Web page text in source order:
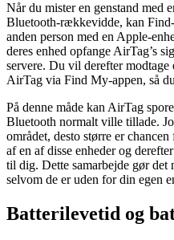
Når du mister en genstand med
Bluetooth-rækkevidde, kan
anden person med en Apple-
deres enhed opfange AirTag’s
servere. Du vil derefter modtage
AirTag via Find My-appen, så
På denne måde kan AirTag
Bluetooth normalt ville tillade.
området, desto større er
af en af disse enheder og
til dig. Dette samarbejde gør det
selvom de er uden for din egen
Batterilevetid og